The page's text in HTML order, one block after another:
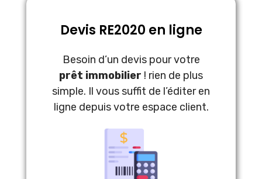
Devis RE2020 en ligne
Besoin d’un devis pour votre
prêt immobilier ! rien de plus
simple. Il vous suffit de l’éditer en
ligne depuis votre espace client.